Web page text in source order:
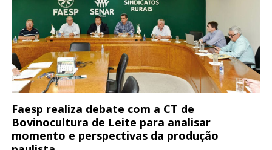
Faesp realiza debate com a CT de
Bovinocultura de Leite para analisar
momento e perspectivas da produção